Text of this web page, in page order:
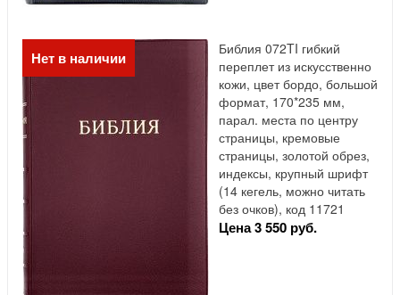
Нет в наличии
Библия 072TI гибкий
переплет из искусственно
кожи, цвет бордо, большой
формат, 170*235 мм,
парал. места по центру
страницы, кремовые
страницы, золотой обрез,
индексы, крупный шрифт
(14 кегель, можно читать
без очков), код 11721
Цена 3 550 руб.